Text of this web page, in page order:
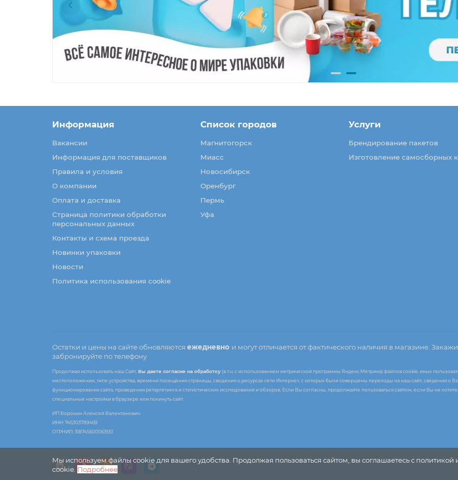
Мы используем файлы cookie для вашего удобства. Продолжая пользоваться сайтом, вы соглашаетесь с политикой
cookie. Подробнее
Информация
Вакансии
Информация для поставщиков
Правила и условия
О компании
Оплата и доставка
Страница политики обработки
персональных данных
Контакты и схема проезда
Новинки упаковки
Новости
Политика использования cookie
Список городов
Магнитогорск
Миасс
Новосибирск
Оренбург
Пермь
Уфа
Услуги
Брендирование пакетов
Изготовление самосборных
Остатки и цены на сайте обновляются ежедневно и могут отличается от фактического наличия в магазине.
забронируйте по телефону
Продолжая использовать наш Сайт,Вы даете согласие на обработку (в т.ч. с использованием метрической программы Яндекс.Метрика) файлов cookie, иных
местоположении, типе устройства, времени посещения страницы, сведения о ресурсах сети Интернет, с которых были совершены переходы на наш сайт, сведения о
функционирования сайта, проведения ретаргетинга и статистических исследований и обзоров. Если Вы согласны, продолжайте пользоваться сайтом, если Вы не
специальные настройки в браузере или покинуть сайт.
ИП Воронин Алексей Валентинович
ИНН: 745303789469
ОГРНИП: 318745600063551